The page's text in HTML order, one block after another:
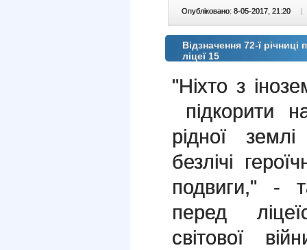
Опубліковано: 8-05-2017, 21:20 |
Відзначення 72-ї
ліцеї 15
"Ніхто з
підкорити
рідної
безлічі
подвиги," -
перед
світової